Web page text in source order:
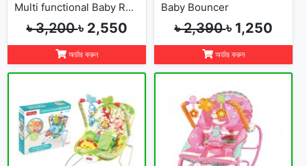
Multi functional Baby Rocking Chair with Adjustable Angle and Safety Belt
৳ 3,200৳ 2,550
অর্ডার করুন
Baby Bouncer
৳ 2,390৳ 1,250
অর্ডার করুন